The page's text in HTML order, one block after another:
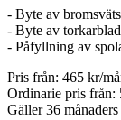
- Byte av
- Byte av
- Påfyllning av
Pris från: 465 kr/
Ordinarie pris från:
Gäller 36